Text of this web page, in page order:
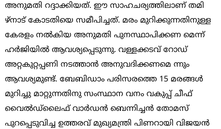
അനുമതി റദ്ദാക്കിയത്. ഈ സാഹചര്യത്തിലാണ് തമി
ഴ്നാട് കോടതിയെ സമീപിച്ചത്. മരം മുറിക്കുന്നതിനുള്ള
കേരളം നല്‍കിയ അനുമതി പുനസ്ഥാപിക്കണ മെന്ന്
ഹര്‍ജിയില്‍ ആവശ്യപ്പെടുന്നു. വള്ളക്കടവ് റോഡ്
അറ്റകുറ്റപ്പണി നടത്താന്‍ അനുവദിക്കണമെ ന്നും
ആവശ്യമുണ്ട്. ബേബിഡാം പരിസരത്തെ 15 മരങ്ങള്‍
മുറിച്ചു മാറ്റുന്നതിനു സംസ്ഥാന വനം വകുപ്പ് ചീഫ്
വൈല്‍ഡ്ലൈഫ് വാര്‍ഡന്‍ ബെന്നിച്ചന്‍ തോമസ്
പുറപ്പെടുവിച്ച ഉത്തരവ് മുഖ്യമന്ത്രി പിണറായി വിജയന്‍